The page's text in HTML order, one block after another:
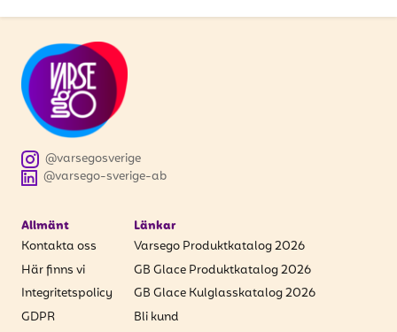
PRENUMERERA
@varsego-sverige-ab
@varsegosverige
Allmänt
Kontakta oss
Här finns vi
Integritetspolicy
GDPR
Länkar
Varsego Produktkatalog 2026
GB Glace Produktkatalog 2026
GB Glace Kulglasskatalog 2026
Bli kund